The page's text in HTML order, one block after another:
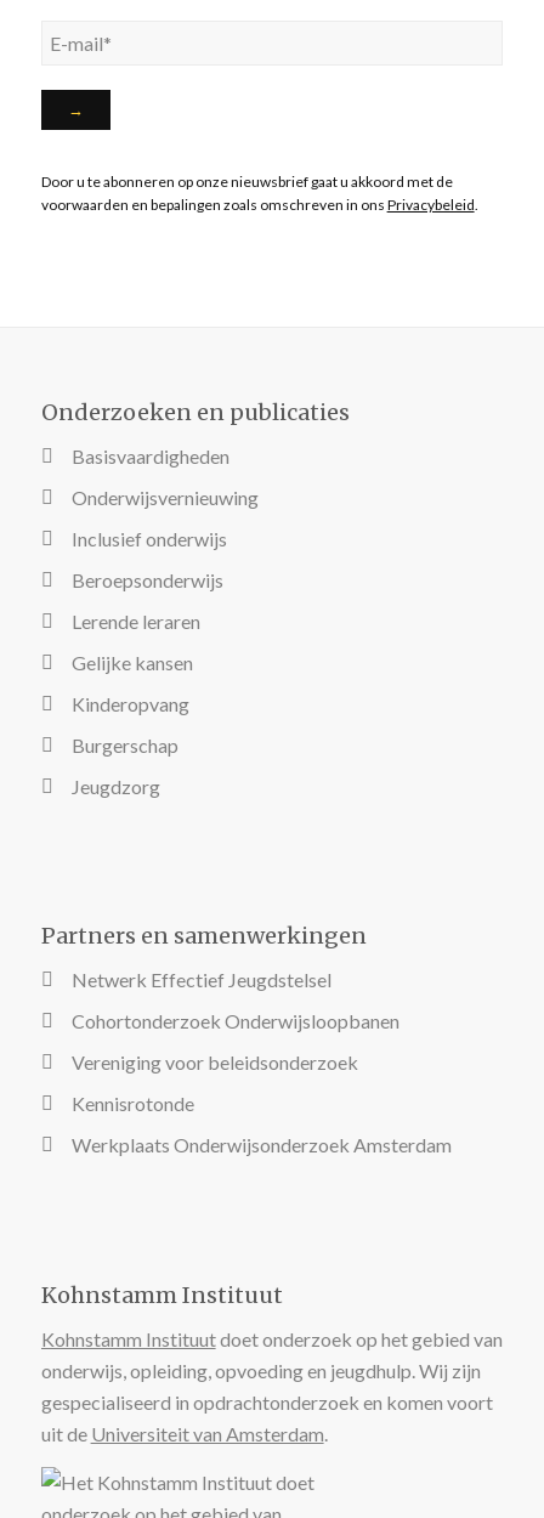
Door u te abonneren op onze nieuwsbrief gaat u akkoord met de
voorwaarden en bepalingen zoals omschreven in ons Privacybeleid.
Onderzoeken en publicaties
Basisvaardigheden
Onderwijsvernieuwing
Inclusief onderwijs
Beroepsonderwijs
Lerende leraren
Gelijke kansen
Kinderopvang
Burgerschap
Jeugdzorg
Partners en samenwerkingen
Netwerk Effectief Jeugdstelsel
Cohortonderzoek Onderwijsloopbanen
Vereniging voor beleidsonderzoek
Kennisrotonde
Werkplaats Onderwijsonderzoek Amsterdam
Kohnstamm Instituut
Kohnstamm Instituutdoet onderzoek op het gebied van
onderwijs, opleiding, opvoeding en jeugdhulp. Wij zijn
gespecialiseerd in opdrachtonderzoek en komen voort
uit de Universiteit van Amsterdam.